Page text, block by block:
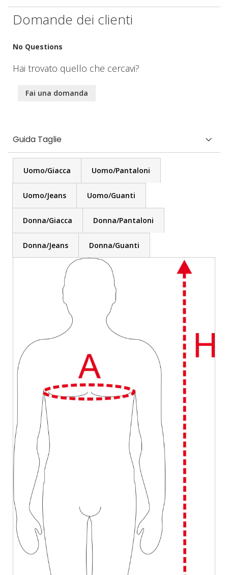
Domande dei clienti
No Questions
Hai trovato quello che cercavi?
Fai una domanda
Guida Taglie
Uomo/Giacca Uomo/Pantaloni
Uomo/Jeans Uomo/Guanti
Donna/Giacca Donna/Pantaloni
Donna/Jeans Donna/Guanti